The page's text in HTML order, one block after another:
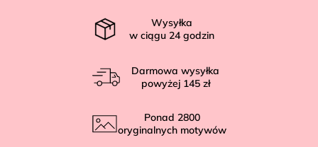
Wysyłka
w ciągu 24 godzin
Darmowa wysyłka
powyżej 145 zł
Ponad 2800
oryginalnych motywów